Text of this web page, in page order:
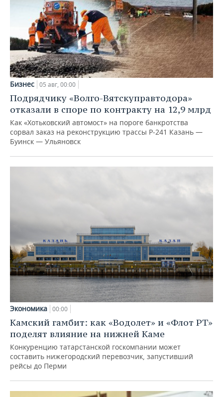
Бизнес 05 авг, 00:00
Подрядчику «Волго-Вятскуправтодора»
отказали в споре по контракту на 12,9 млрд
Как «Хотьковский автомост» на пороге банкротства
сорвал заказ на реконструкцию трассы Р‑241 Казань —
Буинск — Ульяновск
Экономика 00:00
Камский гамбит: как «Водолет» и «Флот РТ»
поделят влияние на нижней Каме
Конкуренцию татарстанской госкомпании может
составить нижегородский перевозчик, запустивший
рейсы до Перми